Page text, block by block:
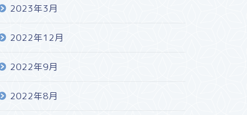
2023年3月
2022年12月
2022年9月
2022年8月